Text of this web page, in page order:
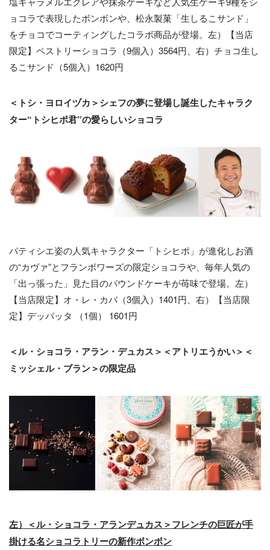
ョコラで表現したボンボンや、松永製菓「生しるこサンド」
をチョコでコーティングしたコラボ商品が登場。左）【当店
限定】ペストリーショコラ（9個入）3564円、右）チョコ生し
るこサンド（5個入）1620円
＜トシ・ヨロイヅカ＞シェフの夢に登場し誕生したキャラク
ター“トシヒポ君”の愛らしいショコラ
パティシエ姿の人気キャラクター「トシヒポ」が進化しお酒
の“カヴァ”とフランボワーズの限定ショコラや、毎年人気の
「出っ張った」見た目のパウンドケーキが苺味で登場。左）
【当店限定】オ・レ・カバ（3個入）1401円、右）【当店限
定】デッパッタ （1個） 1601円
＜ル・ショコラ・アラン・デュカス＞＜アトリエうかい＞＜
ミッシェル・ブラン＞の限定品
左）＜ル・ショコラ・アランデュカス＞フレンチの巨匠が手
掛ける名ショコラトリーの新作ボンボン